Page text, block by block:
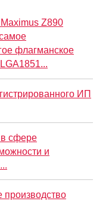
Z890
флагманское
ИП
сфере
и
производство